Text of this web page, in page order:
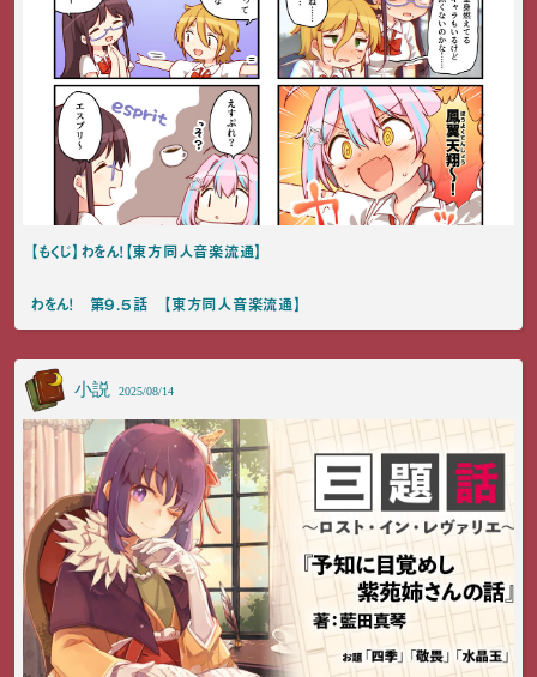
【もくじ】わをん！【東方同人音楽流通】
わをん！ 第９.５話 【東方同人音楽流通】
小説 2025/08/14